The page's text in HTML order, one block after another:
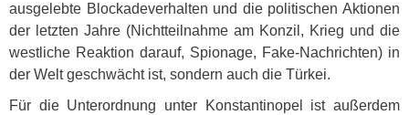
ausgelebte Blockadeverhalten und die politischen Aktionen
der letzten Jahre (Nichtteilnahme am Konzil, Krieg und die
westliche Reaktion darauf, Spionage, Fake-Nachrichten) in
der Welt geschwächt ist, sondern auch die Türkei.
Für die Unterordnung unter Konstantinopel ist außerdem